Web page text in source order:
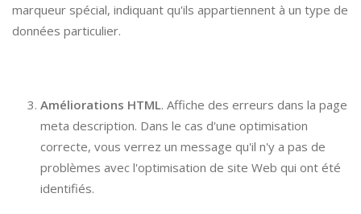
marqueur spécial, indiquant qu'ils appartiennent à un type de
données particulier.
Améliorations HTML. Affiche des erreurs dans la page
meta description. Dans le cas d'une optimisation
correcte, vous verrez un message qu'il n'y a pas de
problèmes avec l'optimisation de site Web qui ont été
identifiés.